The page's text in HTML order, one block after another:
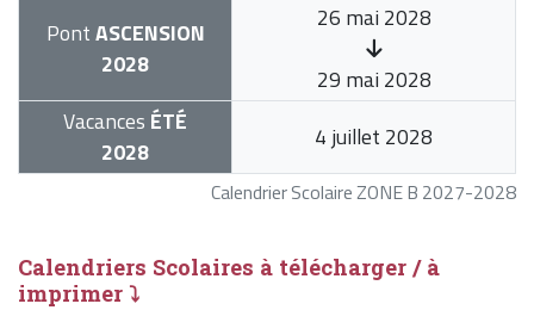
Calendrier Scolaire ZONE B 2027-2028
PontASCENSION
2028
26 mai 2028
29 mai 2028
Vacances ÉTÉ
2028
4 juillet 2028
Calendriers Scolaires à télécharger / à
imprimer ⤵